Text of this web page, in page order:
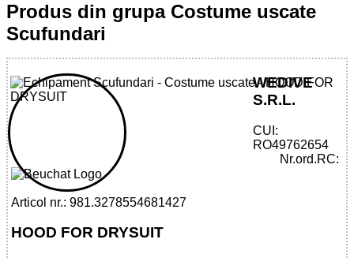
Produs din grupa Costume uscate
Scufundari
32785546814 - HOOD FOR DRYSUIT
Articol nr.: 981.3278554681427
HOOD FOR DRYSUIT
WEDIVE
S.R.L.
CUI:
RO49762654
Nr.ord.RC: